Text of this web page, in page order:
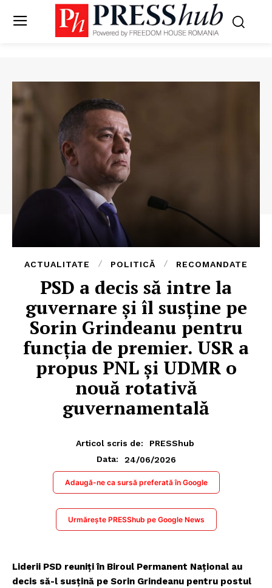
ACTUALITATE POLITICĂ RECOMANDATE
PSD a decis să intre la
guvernare și îl susține pe
Sorin Grindeanu pentru
funcția de premier. USR a
propus PNL și UDMR o
nouă rotativă
guvernamentală
Articol scris de:
PRESShub
Data:
24/06/2026
Adaugă-ne ca sursă preferată în Google
Urmărește PRESShub pe Google News
Liderii PSD reuniți în Biroul Permanent Național au
decis să-l susțină pe Sorin Grindeanu pentru postul